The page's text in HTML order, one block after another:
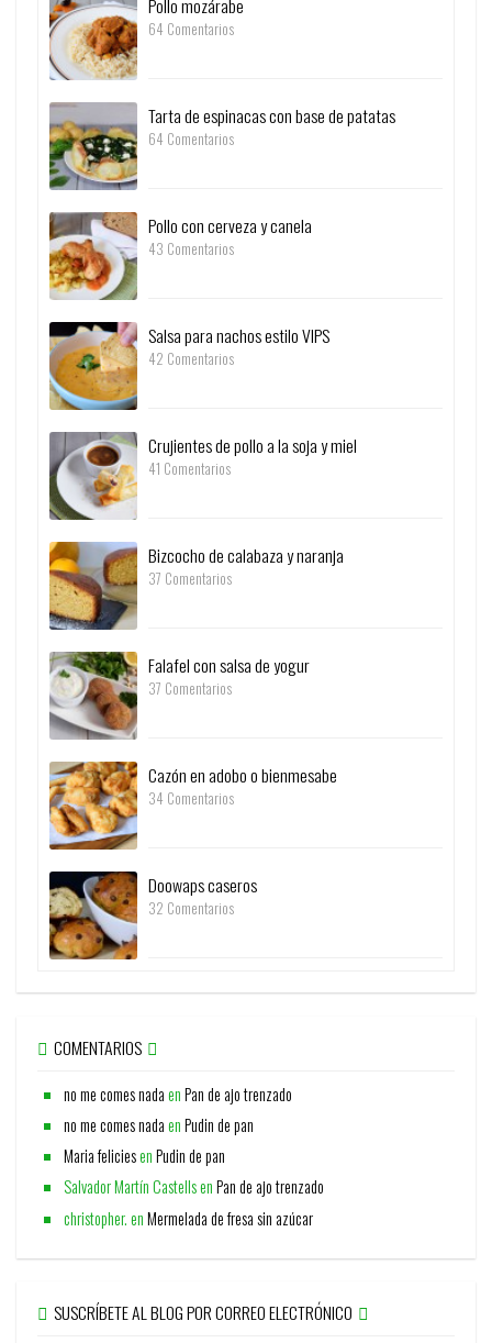
Pollo mozárabe
64 Comentarios
Tarta de espinacas con base de patatas
64 Comentarios
Pollo con cerveza y canela
43 Comentarios
Salsa para nachos estilo VIPS
42 Comentarios
Crujientes de pollo a la soja y miel
41 Comentarios
Bizcocho de calabaza y naranja
37 Comentarios
Falafel con salsa de yogur
37 Comentarios
Cazón en adobo o bienmesabe
34 Comentarios
Doowaps caseros
32 Comentarios
COMENTARIOS
no me comes nadaenPan de ajo trenzado
no me comes nadaenPudin de pan
Maria feliciesenPudin de pan
Salvador Martín CastellsenPan de ajo trenzado
christopher.enMermelada de fresa sin azúcar
SUSCRÍBETE AL BLOG POR CORREO ELECTRÓNICO